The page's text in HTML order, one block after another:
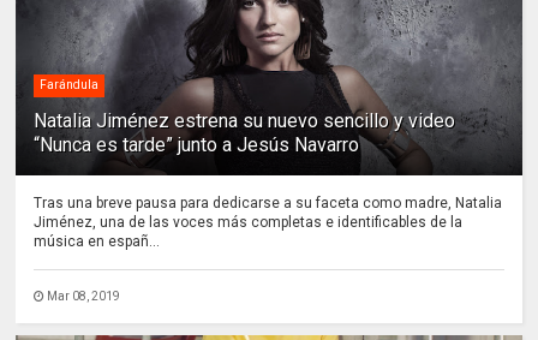
Farándula
Natalia Jiménez estrena su nuevo sencillo y video
“Nunca es tarde” junto a Jesús Navarro
Tras una breve pausa para dedicarse a su faceta como madre, Natalia
Jiménez, una de las voces más completas e identificables de la
música en españ...
Mar 08, 2019